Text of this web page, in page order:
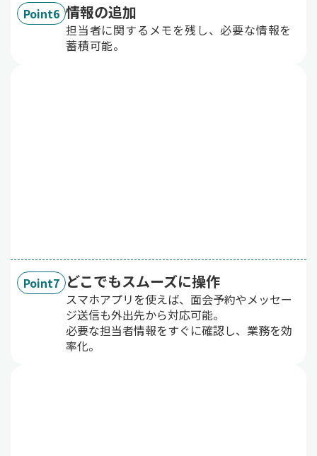
Point6 情報の追加
担当者に関するメモを残し、必要な情報を
蓄積可能。
Point7 どこでもスムーズに操作
スマホアプリを使えば、面会予約やメッセー
ジ送信も外出先から対応可能。
必要な担当者情報をすぐに確認し、業務を効
率化。